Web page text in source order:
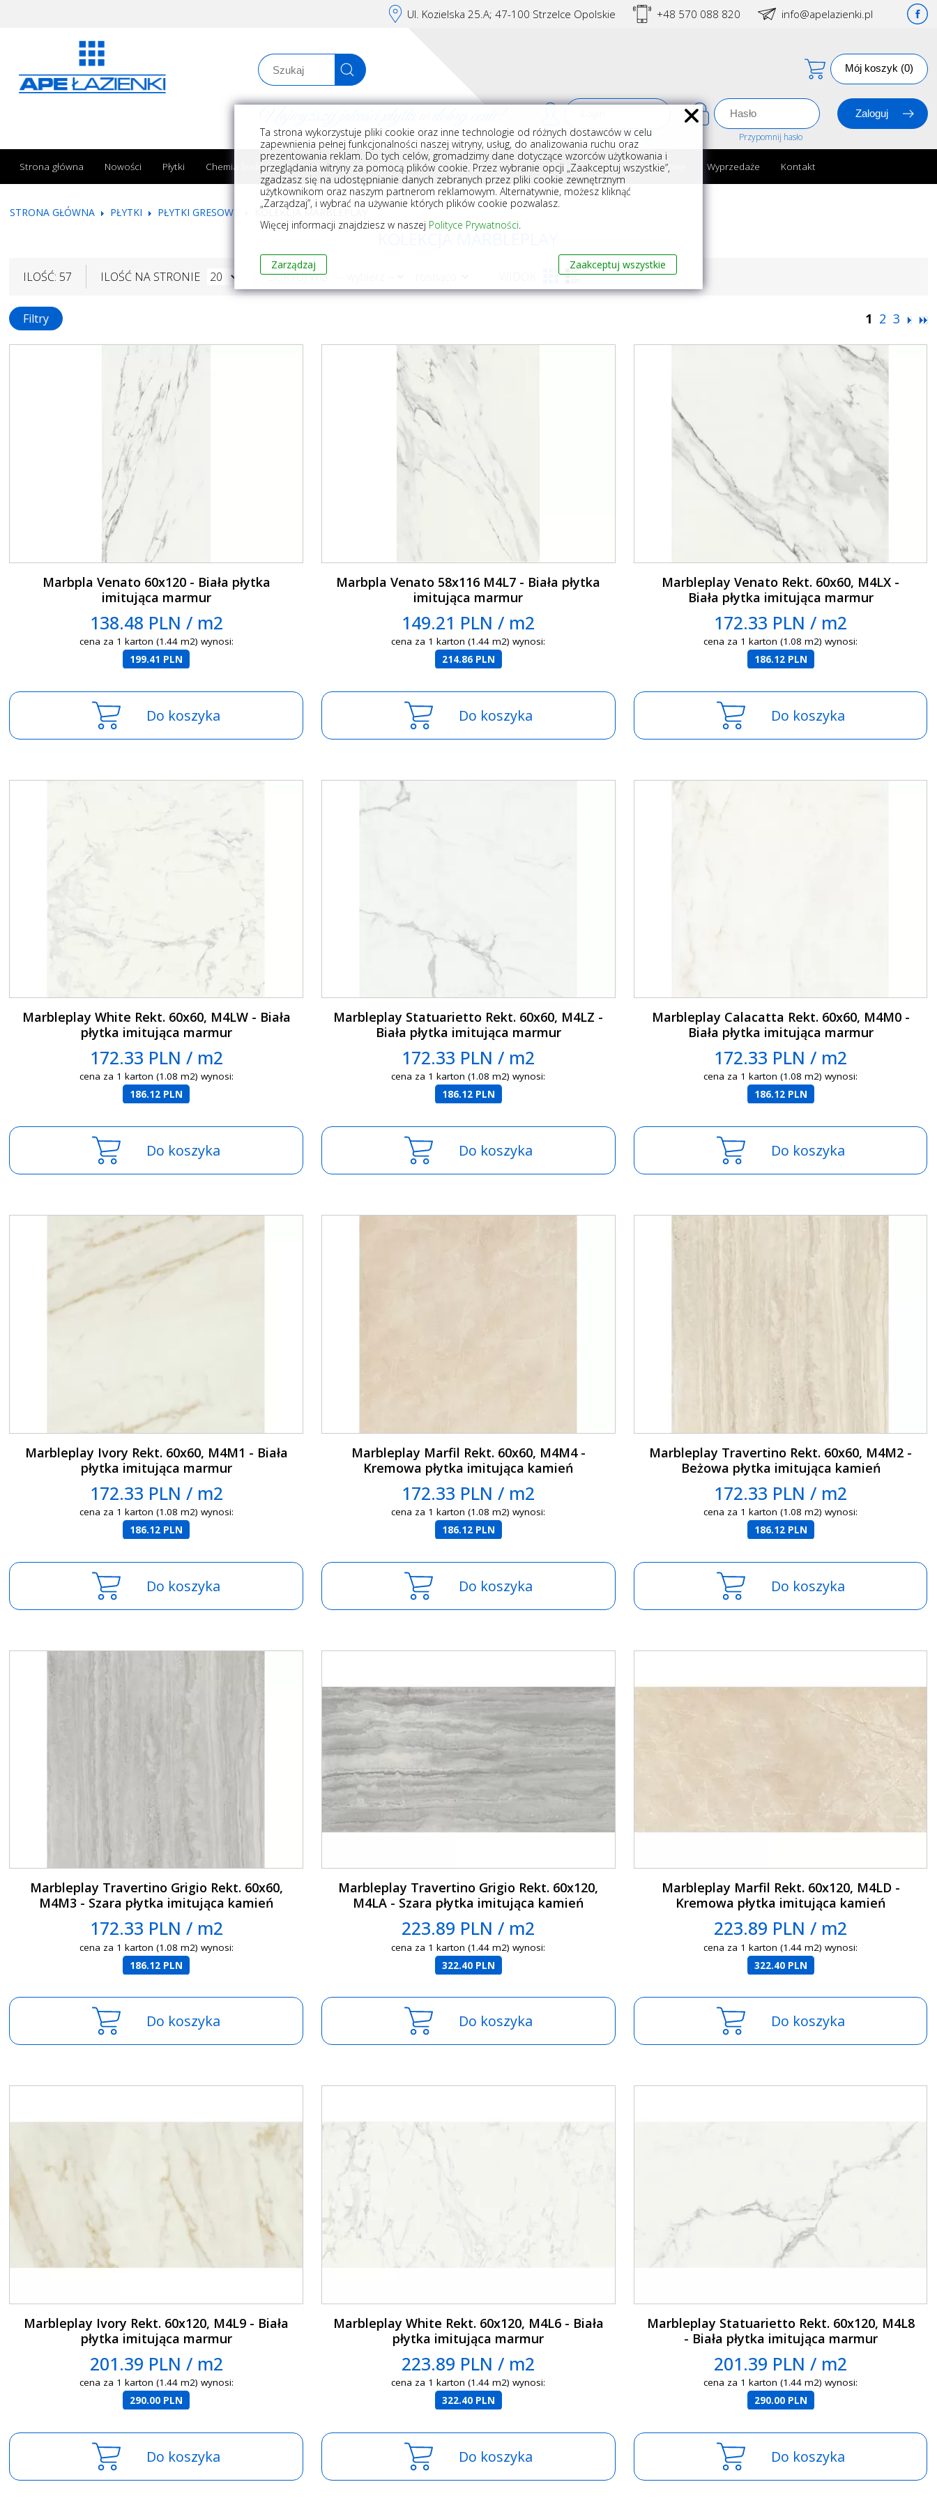
Ul. Kozielska 25.A; 47-100 Strzelce Opolskie +48 570 088 820 info@apelazienki.pl
Mój koszyk (0)
Rejestracja Przypomnij hasło
Strona główna Nowości Płytki Chemia budowlana Akcesoria do układania płytek Wyposażenie Armatura i akcesoria łazienkowe Wyprzedaże Kontakt
STRONA GŁÓWNA PŁYTKI PŁYTKI GRESOWE KOLEKCJA MARBLEPLAY
KOLEKCJA MARBLEPLAY
ILOŚĆ: 57 ILOŚĆ NA STRONIE SORTUJ WG
1 2 3
Filtry
Marbpla Venato 60x120 - Biała płytka
imitująca marmur
138.48 PLN / m2
cena za 1 karton (1.44 m2) wynosi:
199.41 PLN
Do koszyka
Marbpla Venato 58x116 M4L7 - Biała płytka
imitująca marmur
149.21 PLN / m2
cena za 1 karton (1.44 m2) wynosi:
214.86 PLN
Do koszyka
Marbleplay Venato Rekt. 60x60, M4LX -
Biała płytka imitująca marmur
172.33 PLN / m2
cena za 1 karton (1.08 m2) wynosi:
186.12 PLN
Do koszyka
Marbleplay White Rekt. 60x60, M4LW - Biała
płytka imitująca marmur
172.33 PLN / m2
cena za 1 karton (1.08 m2) wynosi:
186.12 PLN
Do koszyka
Marbleplay Statuarietto Rekt. 60x60, M4LZ -
Biała płytka imitująca marmur
172.33 PLN / m2
cena za 1 karton (1.08 m2) wynosi:
186.12 PLN
Do koszyka
Marbleplay Calacatta Rekt. 60x60, M4M0 -
Biała płytka imitująca marmur
172.33 PLN / m2
cena za 1 karton (1.08 m2) wynosi:
186.12 PLN
Do koszyka
Marbleplay Ivory Rekt. 60x60, M4M1 - Biała
płytka imitująca marmur
172.33 PLN / m2
cena za 1 karton (1.08 m2) wynosi:
186.12 PLN
Do koszyka
Marbleplay Marfil Rekt. 60x60, M4M4 -
Kremowa płytka imitująca kamień
172.33 PLN / m2
cena za 1 karton (1.08 m2) wynosi:
186.12 PLN
Do koszyka
Marbleplay Travertino Rekt. 60x60, M4M2 -
Beżowa płytka imitująca kamień
172.33 PLN / m2
cena za 1 karton (1.08 m2) wynosi:
186.12 PLN
Do koszyka
Marbleplay Travertino Grigio Rekt. 60x60,
M4M3 - Szara płytka imitująca kamień
172.33 PLN / m2
cena za 1 karton (1.08 m2) wynosi:
186.12 PLN
Do koszyka
Marbleplay Travertino Grigio Rekt. 60x120,
M4LA - Szara płytka imitująca kamień
223.89 PLN / m2
cena za 1 karton (1.44 m2) wynosi:
322.40 PLN
Do koszyka
Marbleplay Marfil Rekt. 60x120, M4LD -
Kremowa płytka imitująca kamień
223.89 PLN / m2
cena za 1 karton (1.44 m2) wynosi:
322.40 PLN
Do koszyka
Marbleplay Ivory Rekt. 60x120, M4L9 - Biała
płytka imitująca marmur
201.39 PLN / m2
cena za 1 karton (1.44 m2) wynosi:
290.00 PLN
Do koszyka
Marbleplay White Rekt. 60x120, M4L6 - Biała
płytka imitująca marmur
223.89 PLN / m2
cena za 1 karton (1.44 m2) wynosi:
322.40 PLN
Do koszyka
Marbleplay Statuarietto Rekt. 60x120, M4L8
- Biała płytka imitująca marmur
201.39 PLN / m2
cena za 1 karton (1.44 m2) wynosi:
290.00 PLN
Do koszyka
Ta strona wykorzystuje pliki cookie oraz inne technologie od różnych dostawców w celu
zapewnienia pełnej funkcjonalności naszej witryny, usług, do analizowania ruchu oraz
prezentowania reklam. Do tych celów, gromadzimy dane dotyczące wzorców użytkowania i
przeglądania witryny za pomocą plików cookie. Przez wybranie opcji „Zaakceptuj wszystkie”,
zgadzasz się na udostępnianie danych zebranych przez pliki cookie zewnętrznym
użytkownikom oraz naszym partnerom reklamowym. Alternatywnie, możesz kliknąć
„Zarządzaj”, i wybrać na używanie których plików cookie pozwalasz.
Więcej informacji znajdziesz w naszej Polityce Prywatności.
Zarządzaj Zaakceptuj wszystkie